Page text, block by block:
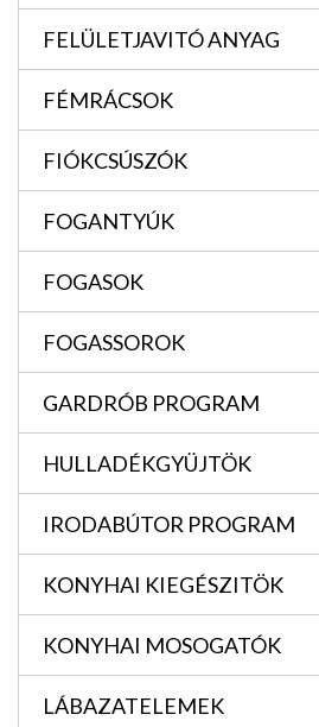
FELÜLETJAVITÓ ANYAG
FÉMRÁCSOK
FIÓKCSÚSZÓK
FOGANTYÚK
FOGASOK
FOGASSOROK
GARDRÓB PROGRAM
HULLADÉKGYÜJTÖK
IRODABÚTOR PROGRAM
KONYHAI KIEGÉSZITÖK
KONYHAI MOSOGATÓK
LÁBAZATELEMEK